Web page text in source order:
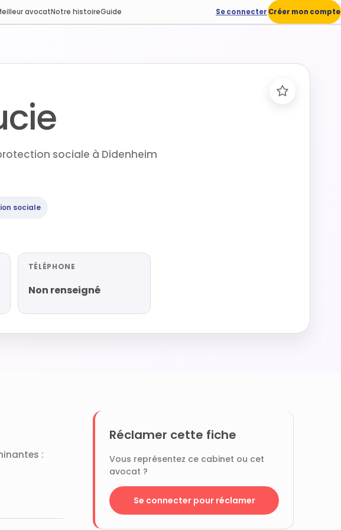
avocatNotre histoireGuide Se connecter Créer mon compte
sociale à Didenheim
sociale
TÉLÉPHONE
Non renseigné
:
Réclamer cette fiche
Vous représentez ce cabinet ou cet
avocat ?
Se connecter pour réclamer